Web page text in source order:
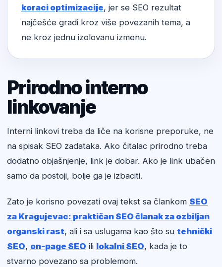
koraci optimizacije, jer se SEO rezultat
najčešće gradi kroz više povezanih tema, a
ne kroz jednu izolovanu izmenu.
Prirodno interno
linkovanje
Interni linkovi treba da liče na korisne preporuke, ne
na spisak SEO zadataka. Ako čitalac prirodno treba
dodatno objašnjenje, link je dobar. Ako je link ubačen
samo da postoji, bolje ga je izbaciti.
Zato je korisno povezati ovaj tekst sa člankom SEO
za Kragujevac: praktičan SEO članak za ozbiljan
organski rast, ali i sa uslugama kao što su tehnički
SEO, on-page SEO ili lokalni SEO, kada je to
stvarno povezano sa problemom.